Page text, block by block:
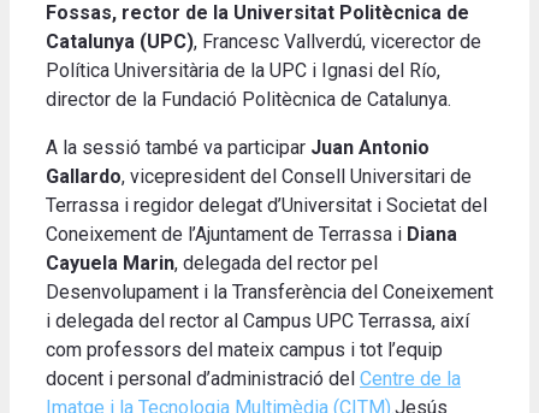
Fossas, rector de la Universitat Politècnica de
Catalunya (UPC), Francesc Vallverdú, vicerector de
Política Universitària de la UPC i Ignasi del Río,
director de la Fundació Politècnica de Catalunya.
A la sessió també va participar Juan Antonio
Gallardo, vicepresident del Consell Universitari de
Terrassa i regidor delegat d’Universitat i Societat del
Coneixement de l’Ajuntament de Terrassa i Diana
Cayuela Marin, delegada del rector pel
Desenvolupament i la Transferència del Coneixement
i delegada del rector al Campus UPC Terrassa, així
com professors del mateix campus i tot l’equip
docent i personal d’administració del Centre de la
Imatge i la Tecnologia Multimèdia (CITM).Jesús